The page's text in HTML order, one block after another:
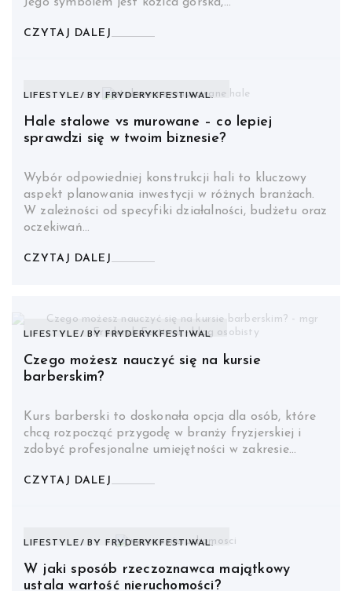
CZYTAJ DALEJ
LIFESTYLE BYFRYDERYKFESTIWAL.
Hale stalowe vs murowane – co lepiej
sprawdzi się w twoim biznesie?
Wybór odpowiedniej konstrukcji hali to kluczowy
aspekt planowania inwestycji w różnych branżach.
W zależności od specyfiki działalności, budżetu oraz
oczekiwań…
CZYTAJ DALEJ
LIFESTYLE BY FRYDERYKFESTIWAL
Czego możesz nauczyć się na kursie
barberskim?
Kurs barberski to doskonała opcja dla osób, które
chcą rozpocząć przygodę w branży fryzjerskiej i
zdobyć profesjonalne umiejętności w zakresie…
CZYTAJ DALEJ
LIFESTYLE BY FRYDERYKFESTIWAL.
W jaki sposób rzeczoznawca majątkowy
ustala wartość nieruchomości?